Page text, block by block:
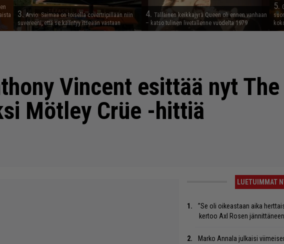
3. Arvio: Saimaa on toisella covertripillään niin
suvereeni, että se kääntyy itseään vastaan
4. Tällainen keikkajyrä Queen oli ennen vanhaan
– katso tulinen livetallenne vuodelta 1979
5.
Vincent esittää nyt
Mötley Crüe -hittiä
LUETUIMMAT
”Se oli oikeastaan aika
kertoo Axl Rosen
Marko Annala julkaisi